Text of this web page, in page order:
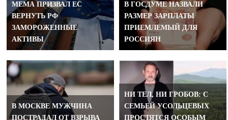
МЕМА ПРИЗВАЛ ЕС
ВЕРНУТЬ РФ
ЗАМОРОЖЕННЫЕ
АКТИВЫ
В ГОСДУМЕ НАЗВАЛИ
РАЗМЕР ЗАРПЛАТЫ
ПРИЕМЛЕМЫЙ ДЛЯ
РОССИЯН
В МОСКВЕ МУЖЧИНА
ПОСТРАДАЛ ОТ ВЗРЫВА
НИ ТЕЛ, НИ ГРОБОВ: С
СЕМЬЕЙ УСОЛЬЦЕВЫХ
ПРОСТЯТСЯ ОСОБЫМ